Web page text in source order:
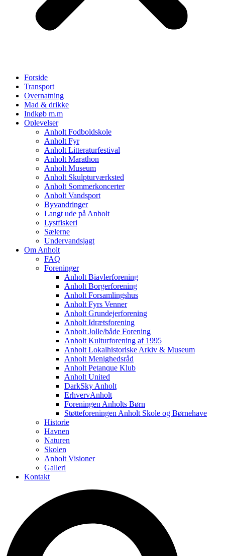
Forside
Transport
Overnatning
Mad & drikke
Indkøb m.m
Oplevelser
Anholt Fodboldskole
Anholt Fyr
Anholt Litteraturfestival
Anholt Marathon
Anholt Museum
Anholt Skulpturværksted
Anholt Sommerkoncerter
Anholt Vandsport
Byvandringer
Langt ude på Anholt
Lystfiskeri
Sælerne
Undervandsjagt
Om Anholt
FAQ
Foreninger
Anholt Biavlerforening
Anholt Borgerforening
Anholt Forsamlingshus
Anholt Fyrs Venner
Anholt Grundejerforening
Anholt Idrætsforening
Anholt Jolle/både Forening
Anholt Kulturforening af 1995
Anholt Lokalhistoriske Arkiv & Museum
Anholt Menighedsråd
Anholt Petanque Klub
Anholt United
DarkSky Anholt
ErhvervAnholt
Foreningen Anholts Børn
Støtteforeningen Anholt Skole og Børnehave
Historie
Havnen
Naturen
Skolen
Anholt Visioner
Galleri
Kontakt